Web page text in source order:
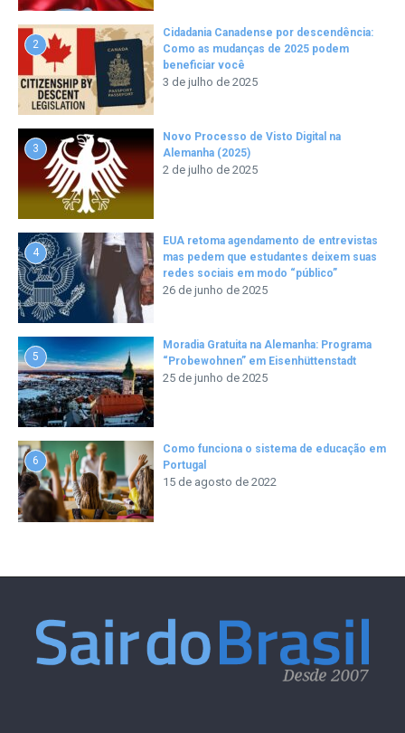
2
Cidadania Canadense por descendência:
Como as mudanças de 2025 podem
beneficiar você
3 de julho de 2025
3
Novo Processo de Visto Digital na
Alemanha (2025)
2 de julho de 2025
4
EUA retoma agendamento de entrevistas
mas pedem que estudantes deixem suas
redes sociais em modo “público”
26 de junho de 2025
5
Moradia Gratuita na Alemanha: Programa
“Probewohnen” em Eisenhüttenstadt
25 de junho de 2025
6
Como funciona o sistema de educação em
Portugal
15 de agosto de 2022